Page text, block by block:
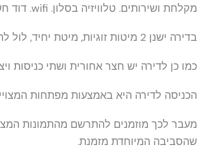
מקלחת ושירותים. טלוויזיה בסלון. wifi. דוד חשמל חדש עם שעון שבת.
בדירה ישנן 2 מיטות זוגיות, מיטת יחיד, לול לתינוק וכן ספה בסלון שניתן לפתוח למיטה זוגית.
כמו כן לדירה יש חצר אחורית ושתי כניסות
הכניסה לדירה היא באמצעות מפתחות
מעבר לכך מוזמנים להתרשם מהתמונות
שהסביבה המיוחדת מזמנת.